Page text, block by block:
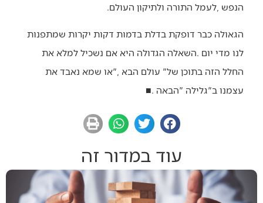
‬הנפש‭, ‬לעמל‭ ‬התורה‭ ‬ולתיקון‭ ‬העולם‭.‬
‬עצמנו‭ ‬ב‮"‬גלילה‮"‬‭ ‬הבאה‭. ‬
■
עוד במדור זה